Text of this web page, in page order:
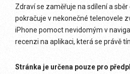
Zdraví se zaměřuje na sdílení a sběr
pokračuje v nekonečné telenovele
iPhone pomoct nevidomým v
recenzi na aplikaci, která se právě
Stránka je určena pouze pro